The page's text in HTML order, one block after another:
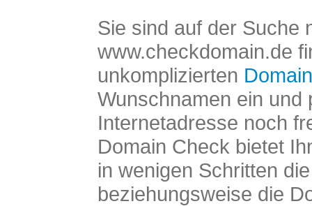
Sie sind auf der Suche
www.checkdomain.de
unkomplizierten
Wunschnamen ein und
Internetadresse noch
Domain Check bietet
in wenigen Schritten
beziehungsweise die